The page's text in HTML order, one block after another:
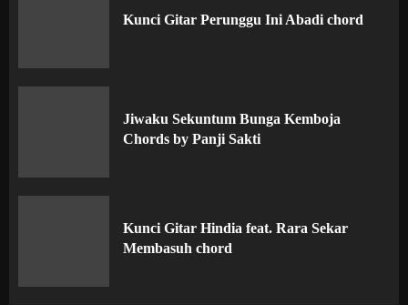
Kunci Gitar Perunggu Ini Abadi chord
Jiwaku Sekuntum Bunga Kemboja
Chords by Panji Sakti
Kunci Gitar Hindia feat. Rara Sekar
Membasuh chord